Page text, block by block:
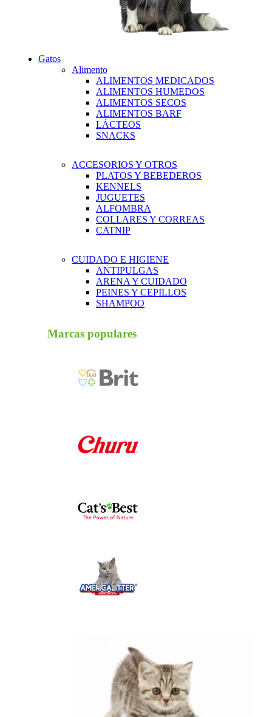
Gatos
Alimento
ALIMENTOS MEDICADOS
ALIMENTOS HUMEDOS
ALIMENTOS SECOS
ALIMENTOS BARF
LÁCTEOS
SNACKS
ACCESORIOS Y OTROS
PLATOS Y BEBEDEROS
KENNELS
JUGUETES
ALFOMBRA
COLLARES Y CORREAS
CATNIP
CUIDADO E HIGIENE
ANTIPULGAS
ARENA Y CUIDADO
PEINES Y CEPILLOS
SHAMPOO
Marcas populares